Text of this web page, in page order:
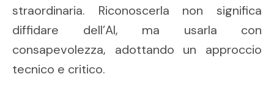
straordinaria. Riconoscerla non significa
diffidare dell’AI, ma usarla con
consapevolezza, adottando un approccio
tecnico e critico.